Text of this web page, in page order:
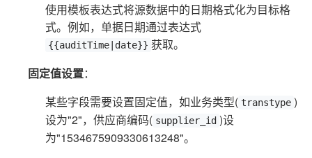
使用模板表达式将源数据中的日期格式化为目标格
式。例如，单据日期通过表达式
{{auditTime|date}} 获取。
固定值设置：
某些字段需要设置固定值，如业务类型( transtype )
设为"2"，供应商编码( supplier_id )设
为"1534675909330613248"。